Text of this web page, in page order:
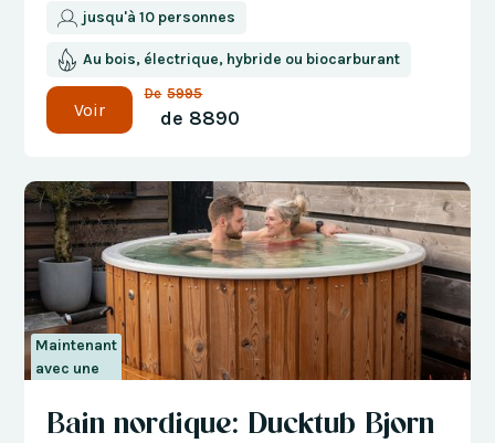
jusqu'à 10 personnes
Au bois, électrique, hybride ou biocarburant
Voir
De 5995
de 8890
Maintenant
avec une
de 300 €
Bain nordique: Ducktub Bjorn